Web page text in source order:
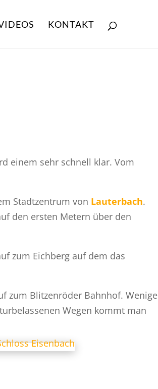
KONTAKT
einem sehr schnell klar. Vom
Stadtzentrum von Lauterbach.
den ersten Metern über den
zum Eichberg auf dem das
zum Blitzenröder Bahnhof. Wenige
Wegen kommt man